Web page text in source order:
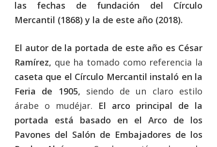
las fechas de fundación del Círculo
Mercantil (1868) y la de este año (2018).
El autor de la portada de este año es César
Ramírez, que ha tomado como referencia la
caseta que el Círculo Mercantil instaló en la
Feria de 1905, siendo de un claro estilo
árabe o mudéjar. El arco principal de la
portada está basado en el Arco de los
Pavones del Salón de Embajadores de los